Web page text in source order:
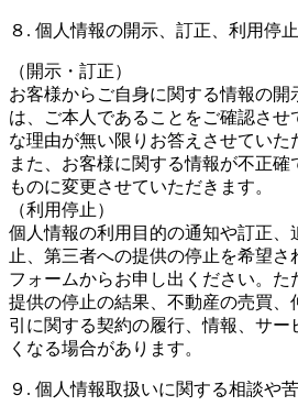
８. 個人情報の開示、訂正、利用停
（開示・訂正）
お客様からご自身に関する情報の開
は、ご本人であることをご確認させ
な理由が無い限りお答えさせていた
また、お客様に関する情報が不正
ものに変更させていただきます。
（利用停止）
個人情報の利用目的の通知や訂正、
止、第三者への提供の停止を希望
フォームからお申し出ください。
提供の停止の結果、不動産の売買、
引に関する契約の履行、情報、サー
くなる場合があります。
９. 個人情報取扱いに関する相談や